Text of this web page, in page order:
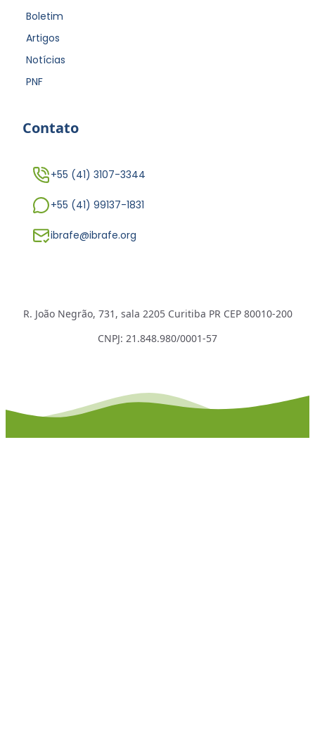
Boletim
Artigos
Notícias
PNF
Contato
+55 (41) 3107-3344
+55 (41) 99137-1831
ibrafe@ibrafe.org
R. João Negrão, 731, sala 2205 Curitiba PR CEP 80010-200
CNPJ: 21.848.980/0001-57